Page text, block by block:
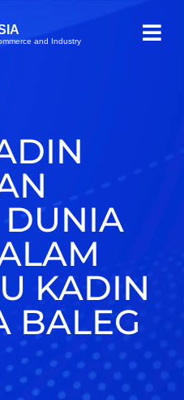
and Industry
DUNIA
KADIN
BALEG